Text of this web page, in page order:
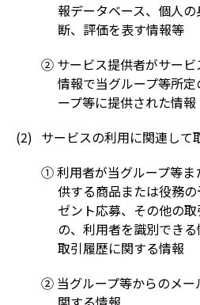
報データベース、個人
断、評価を表す情報等
② サービス提供者がサービ
情報で当グループ等所
ープ等に提供された情報
サービスの利用に関連して
① 利用者が当グループ等ま
供する商品または役務
ゼント応募、その他の
の、利用者を識別でき
取引履歴に関する情報
② 当グループ等からのメー